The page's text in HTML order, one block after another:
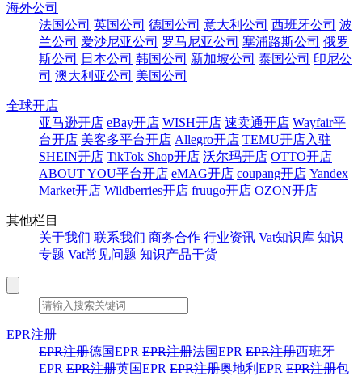
海外公司
法国公司 英国公司 德国公司 意大利公司 西班牙公司 波
兰公司 爱沙尼亚公司 罗马尼亚公司 塞浦路斯公司 俄罗
斯公司
日本公司 韩国公司 新加坡公司 泰国公司 印尼公
司 澳大利亚公司 美国公司
全球开店
亚马逊开店 eBay开店 WISH开店 速卖通开店 Wayfair平
台开店 美客多平台开店 Allegro开店 TEMU开店入驻
SHEIN开店 TikTok Shop开店 沃尔玛开店 OTTO开店
ABOUT YOU平台开店 eMAG开店 coupang开店 Yandex
Market开店 Wildberries开店 fruugo开店 OZON开店
其他栏目
关于我们 联系我们 商务合作 行业资讯 Vat知识库 知识
专题 Vat常见问题 知识产品干货
EPR注册
EPR注册德国EPR EPR注册法国EPR EPR注册西班牙
EPR EPR注册英国EPR EPR注册奥地利EPR EPR注册包